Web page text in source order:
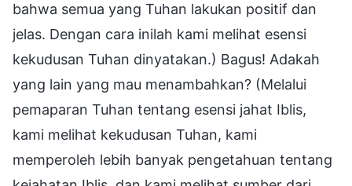
bahwa semua yang Tuhan lakukan positif dan
jelas. Dengan cara inilah kami melihat esensi
kekudusan Tuhan dinyatakan.) Bagus! Adakah
yang lain yang mau menambahkan? (Melalui
pemaparan Tuhan tentang esensi jahat Iblis,
kami melihat kekudusan Tuhan, kami
memperoleh lebih banyak pengetahuan tentang